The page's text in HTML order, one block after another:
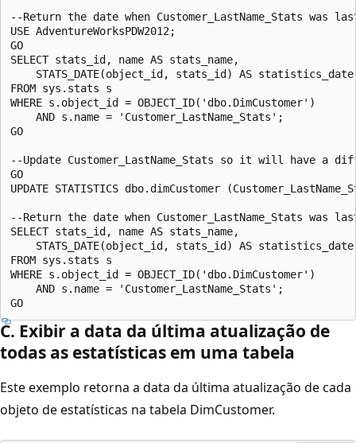
--Return the date when Customer_LastName_Stats was
USE AdventureWorksPDW2012;
GO
SELECT stats_id, name AS stats_name,
STATS_DATE(object_id, stats_id) AS
FROM sys.stats s
WHERE s.object_id = OBJECT_ID('dbo.DimCustomer')
    AND s.name = 'Customer_LastName_Stats';
GO
--Update Customer_LastName_Stats so it will have a
GO
UPDATE STATISTICS dbo.dimCustomer
--Return the date when Customer_LastName_Stats was
SELECT stats_id, name AS stats_name,
STATS_DATE(object_id, stats_id) AS
FROM sys.stats s
WHERE s.object_id = OBJECT_ID('dbo.DimCustomer')
    AND s.name = 'Customer_LastName_Stats';
C. Exibir a data da última atualização de
todas as estatísticas em uma tabela
Este exemplo retorna a data da última atualização de cada
objeto de estatísticas na tabela DimCustomer.